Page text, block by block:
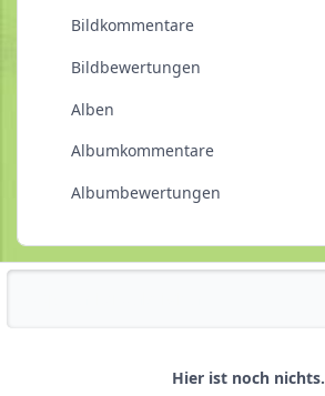
Bildkommentare
Bildbewertungen
Alben
Albumkommentare
Albumbewertungen
Hier ist noch nichts.